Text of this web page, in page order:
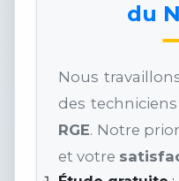
du
Nous
des
RGE. Notre
et votre